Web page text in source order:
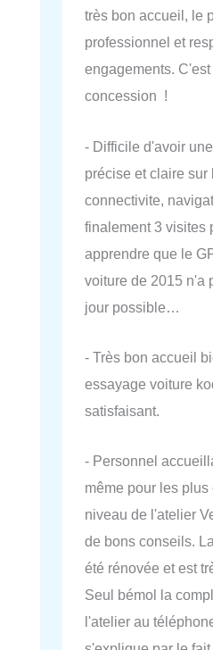
très bon accueil, le
professionnel et
engagements.
concession !
- Difficile d'avoir
précise et claire sur
connectivite,
finalement 3 visites
apprendre que le
voiture de 2015 n'a
jour possible…
- Très bon accueil
essayage voiture
satisfaisant.
- Personnel
même pour les plus
niveau de l'atelier
de bons conseils.
été rénovée et est
Seul bémol la
l'atelier au